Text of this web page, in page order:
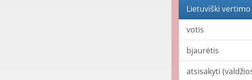
Lietuviški
votis
bjaurėtis
atsisakyti